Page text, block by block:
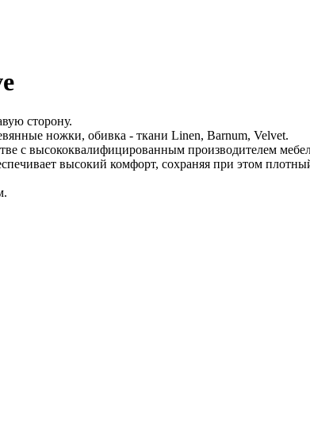
сторону.
ножки, обивка - ткани Linen, Barnum, Velvet.
с высококвалифицированным производителем
высокий комфорт, сохраняя при этом